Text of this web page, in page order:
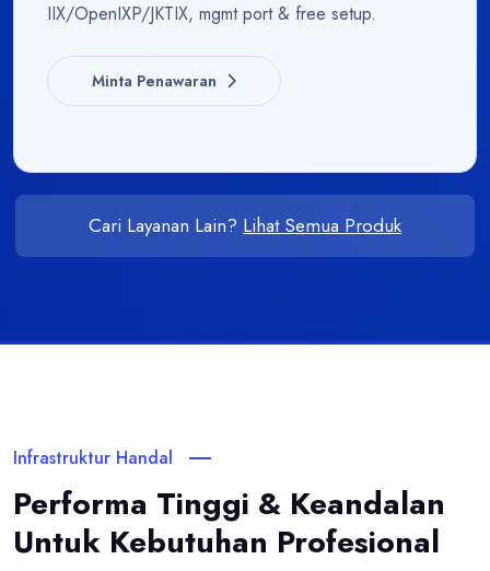
IIX/OpenIXP/JKTIX, mgmt port & free setup.
Minta Penawaran
Cari Layanan Lain? Lihat Semua Produk
Infrastruktur Handal
Performa Tinggi & Keandalan
Untuk Kebutuhan Profesional